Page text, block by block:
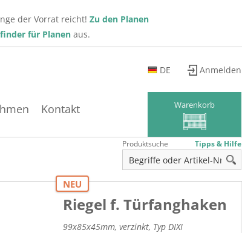
der Vorrat reicht! Zu den Planen
für Planen aus.
Kontakt
DE
FR
Anmelden
Warenkorb
Produktsuche Tipps & Hilfe
NEU
Riegel f. Türfanghaken
99x85x45mm, verzinkt, Typ DIXI